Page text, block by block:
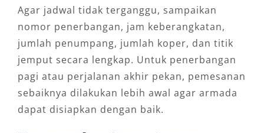
Agar jadwal tidak terganggu, sampaikan
nomor penerbangan, jam keberangkatan,
jumlah penumpang, jumlah koper, dan titik
jemput secara lengkap. Untuk penerbangan
pagi atau perjalanan akhir pekan, pemesanan
sebaiknya dilakukan lebih awal agar armada
dapat disiapkan dengan baik.